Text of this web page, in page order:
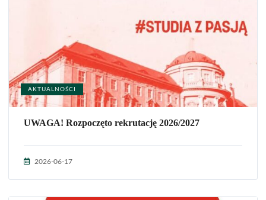
AKTUALNOŚCI
UWAGA! Rozpoczęto rekrutację 2026/2027
2026-06-17